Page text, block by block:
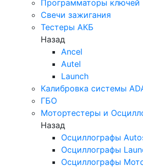
Программаторы ключей
Свечи зажигания
Тестеры АКБ
Назад
Ancel
Autel
Launch
Калибровка системы
ГБО
Мотортестеры и
Назад
Осциллографы
Осциллографы
Осциллографы